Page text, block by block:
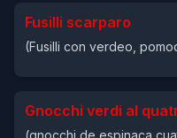
Fusilli scarparo
(Fusilli con verdeo,
Gnocchi verdi al
(gnocchi de espinaca